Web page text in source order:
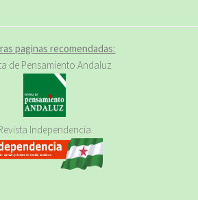
paginas recomendadas:
de Pensamiento Andaluz
Independencia